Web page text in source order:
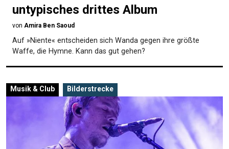
untypisches drittes Album
von Amira Ben Saoud
Auf »Niente« entscheiden sich Wanda gegen ihre größte
Waffe, die Hymne. Kann das gut gehen?
Musik & Club Bilderstrecke